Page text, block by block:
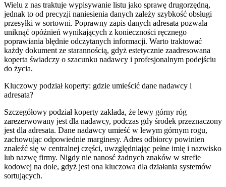
Wielu z nas traktuje wypisywanie listu jako sprawę drugorzędną,
jednak to od precyzji naniesienia danych zależy szybkość obsługi
przesyłki w sortowni. Poprawny zapis danych adresata pozwala
uniknąć opóźnień wynikających z konieczności ręcznego
poprawiania błędnie odczytanych informacji. Warto traktować
każdy dokument ze starannością, gdyż estetycznie zaadresowana
koperta świadczy o szacunku nadawcy i profesjonalnym podejściu
do życia.
Kluczowy podział koperty: gdzie umieścić dane nadawcy i
adresata?
Szczegółowy podział koperty zakłada, że lewy górny róg
zarezerwowany jest dla nadawcy, podczas gdy środek przeznaczony
jest dla adresata. Dane nadawcy umieść w lewym górnym rogu,
zachowując odpowiednie marginesy. Adres odbiorcy powinien
znaleźć się w centralnej części, uwzględniając pełne imię i nazwisko
lub nazwę firmy. Nigdy nie nanosć żadnych znaków w strefie
kodowej na dole, gdyż jest ona kluczowa dla działania systemów
sortujących.